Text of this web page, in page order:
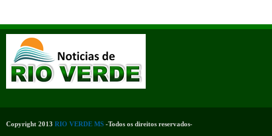
Copyright 2013 RIO VERDE MS -Todos os direitos reservados-